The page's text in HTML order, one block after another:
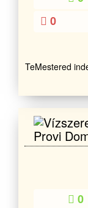
0
TeMestered
Provi
0